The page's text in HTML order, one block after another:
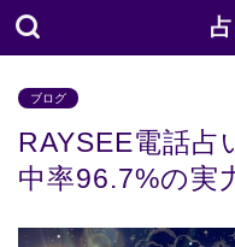
ブログ
RAYSEE電話占
中率96.7%の実